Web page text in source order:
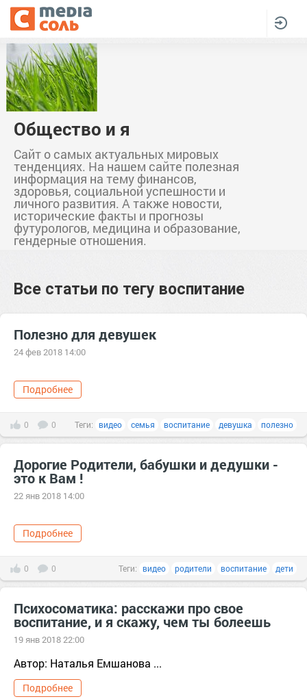
Общество и я
Сайт о самых актуальных мировых
тенденциях. На нашем сайте полезная
информация на тему финансов,
здоровья, социальной успешности и
личного развития. А также новости,
исторические факты и прогнозы
футурологов, медицина и образование,
гендерные отношения.
Все статьи по тегу воспитание
Полезно для девушек
24 фев 2018 14:00
Подробнее
0 0 Теги: видео семья воспитание девушка полезно
Дорогие Родители, бабушки и дедушки -
это к Вам !
22 янв 2018 14:00
Подробнее
0 0 Теги: видео родители воспитание дети
Психосоматика: расскажи про свое
воспитание, и я скажу, чем ты болеешь
19 янв 2018 22:00
Автор: Наталья Емшанова ...
Подробнее